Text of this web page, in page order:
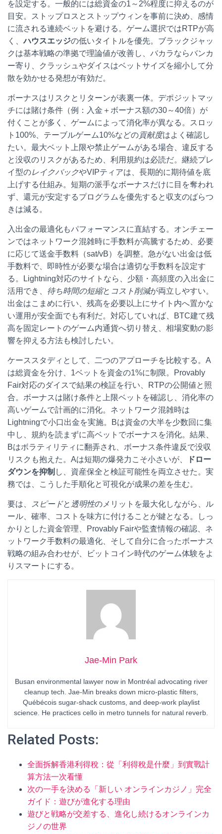
を設定する。一般的には総資金の1～2%程度に抑えるのが
目安。ストップロスとストップウィンを事前に決め、感情
に流される連続ベットを避ける。ゲーム選択ではRTPが高
く、ハウスエッジの低いタイトルを優先。ブラックジャッ
クは基本戦略の準拠で理論値が改善し、バカラならバンカ
ー寄り、クラッシュやダイスはベットサイズを縮小して分
散を効かせる発想が有効だ。
ボーナスはリスクとリターンが表裏一体。デポジットマッ
チには賭け条件（例：入金＋ボーナス額の30～40倍）が
付くことが多く、ゲームによって消化率が異なる。スロッ
ト100%、テーブルゲーム10%などの貢献度はよく確認し
たい。最大ベット上限や禁止ゲームがある場合、違反する
と没収のリスクがあるため、利用規約は必読だ。継続プレ
イ型のレイクバックやVIPティアは、長期的に期待値を底
上げする仕組み。短期の派手なボーナスだけに目を奪われ
ず、還元が安定するプログラムを優先すると収支のばらつ
きは減る。
入出金の最適化もパフォーマンスに直結する。オンチェー
ンではネットワーク混雑時に手数料が高騰するため、必要
に応じて送金手数料（sat/vB）を調整。急がない出金は低
手数料で、即時性が必要な場合は適切な手数料を設定す
る。Lightning対応のサイトなら、少額・高頻度の入出金に
活用でき、 待ち時間の短縮と コスト削減が両立しやすい。
出金はこまめに行い、残高を必要以上にサイト内へ置かな
い運用が安全面でも有利だ。対応していれば、BTC建て残
高を固定レートのゲーム内通貨へ切り替え、相場変動の影
響を抑える方法も検討したい。
ケーススタディとして、二つのアプローチを比較する。A
は総資金を分け、1ベットを資金の1%に制限。Provably
Fair対応のダイスで結果の検証を行い、RTPの公開値と照
合。ボーナスは賭け条件と上限ベットを確認し、消化率の
高いゲームで計画的に消化。ネットワーク混雑時は
Lightningで小口出金を実施。Bは資金の大半を少数回に集
中し、規約を読まずに高ベットでボーナスを消化。結果、
Bはボラティリティに翻弄され、ボーナス条件違反で没収
リスクも抱えた。Aは短期の爆発力こそ小さいが、
ドロー
ダウンを抑制 し、資産保全と検証可能性を両立させた。実
務では、こうした手順化と可視化が成果の差を生む。
要は、 スピードと 透明性のメリットを最大化しながら、ル
ール、確率、コストを味方に付けることが鍵となる。しっ
かりとした資金管理、Provably Fairや監査情報の確認、ネ
ットワーク手数料の最適化、そして自分に合ったボーナス
戦略の組み合わせが、ビットコイン時代のゲーム体験をよ
りスマートにする。
Jae-Min Park
Busan environmental lawyer now in Montréal advocating river
cleanup tech. Jae-Min breaks down micro-plastic filters,
Québécois sugar-shack customs, and deep-work playlist
science. He practices cello in metro tunnels for natural reverb.
Related Posts:
全面拆解香港利得稅：從「利得稅是什麼」到實戰計
算方法一次看懂
次の一手を決める「新しい オンラインカジノ」完全
ガイド：遊びが進化する理由
遊びと戦略が交差する、進化し続けるオンラインカ
ジノの世界